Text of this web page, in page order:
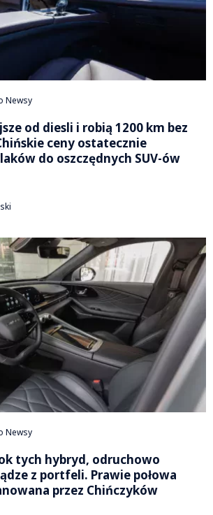
Newsy
od diesli i robią 1200 km bez
ceny ostatecznie
do oszczędnych SUV-ów
Newsy
tych hybryd, odruchowo
z portfeli. Prawie połowa
przez Chińczyków